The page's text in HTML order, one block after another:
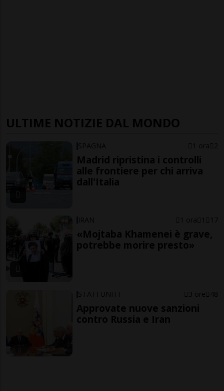
ULTIME NOTIZIE DAL MONDO
SPAGNA 1 ora 2
Madrid ripristina i controlli
alle frontiere per chi arriva
dall'Italia
IRAN 1 ora 1 17
«Mojtaba Khamenei è grave,
potrebbe morire presto»
STATI UNITI 3 ore 48
Approvate nuove sanzioni
contro Russia e Iran